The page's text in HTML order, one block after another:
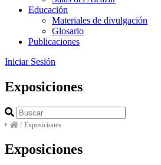
Educación
Materiales de divulgación
Glosario
Publicaciones
Iniciar Sesión
Exposiciones
/ Exposiciones
Exposiciones